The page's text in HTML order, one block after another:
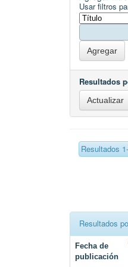
Usar filtros
Resultados
Resultados
Resultados
Fecha de
publicación